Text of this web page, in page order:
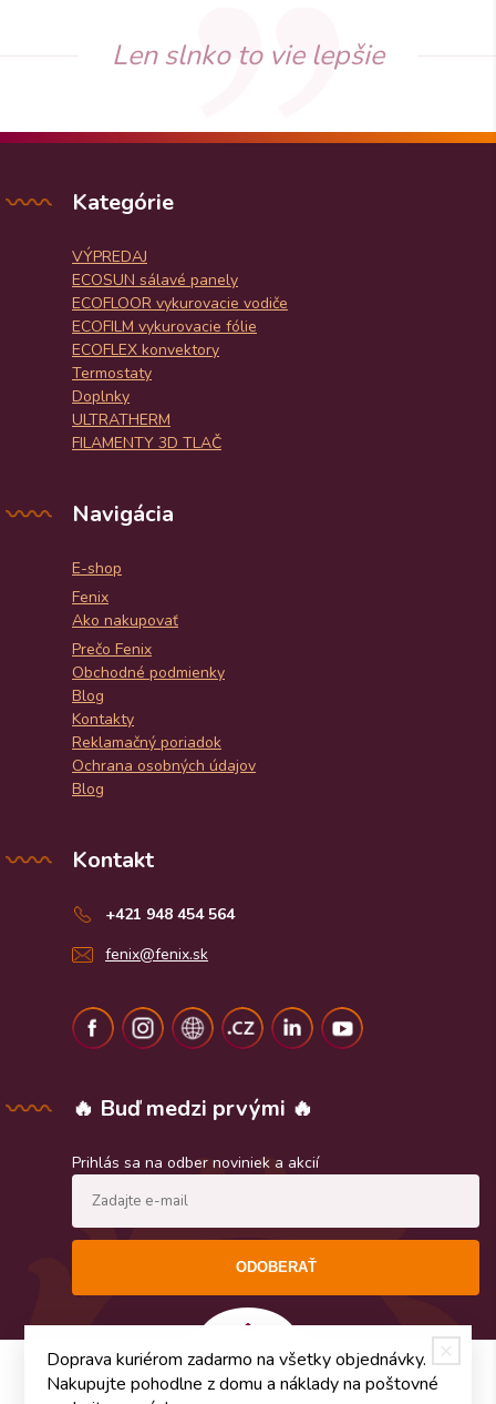
Len slnko to vie lepšie
Kategórie
VÝPREDAJ
ECOSUN sálavé panely
ECOFLOOR vykurovacie vodiče
ECOFILM vykurovacie fólie
ECOFLEX konvektory
Termostaty
Doplnky
ULTRATHERM
FILAMENTY 3D TLAČ
Navigácia
E-shop
Fenix
Ako nakupovať
Prečo Fenix
Obchodné podmienky
Blog
Kontakty
Reklamačný poriadok
Ochrana osobných údajov
Blog
Kontakt
+421 948 454 564
fenix@fenix.sk
🔥 Buď medzi prvými 🔥
Prihlás sa na odber noviniek a akcií
ODOBERAŤ
Doprava kuriérom zadarmo na všetky objednávky.
Nakupujte pohodlne z domu a náklady na poštovné